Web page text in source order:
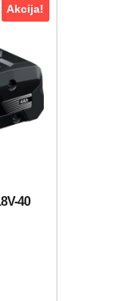
Akcija!
40